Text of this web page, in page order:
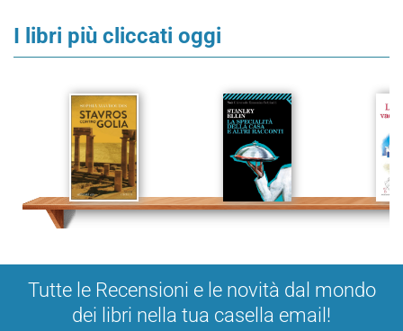
I libri più cliccati oggi
Tutte le Recensioni e le novità dal mondo
dei libri nella tua casella email!